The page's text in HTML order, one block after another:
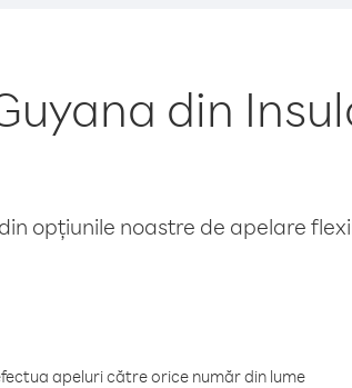
din
opțiunile noastre de apelare
apeluri către orice număr din lume